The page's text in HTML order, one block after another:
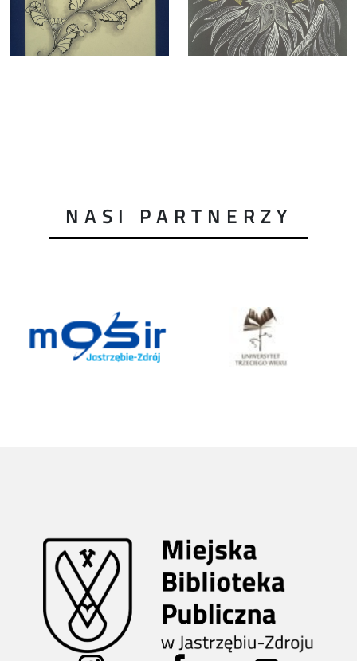
NASI PARTNERZY